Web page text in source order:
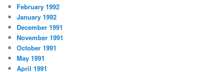
February 1992
January 1992
December 1991
November 1991
October 1991
May 1991
April 1991